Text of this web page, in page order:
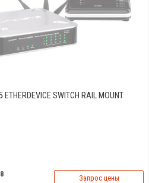
ETHERDEVICE SWITCH RAIL MOUNT
Запрос цены